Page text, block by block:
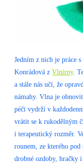
Jedním z nich je práce
Konrádová zVlnírny.
a stále nás učí, že
námahy. Vlna je
péči vydrží v
vrátit se k rukodělným
i terapeutický rozměr.
rounem, ze kterého
drobné ozdoby, hračky